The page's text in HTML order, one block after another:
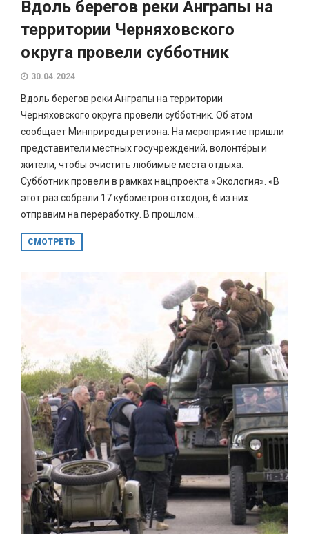
Вдоль берегов реки Анграпы на
территории Черняховского
округа провели субботник
30.04.2024
Вдоль берегов реки Анграпы на территории
Черняховского округа провели субботник. Об этом
сообщает Минприроды региона. На мероприятие пришли
представители местных госучреждений, волонтёры и
жители, чтобы очистить любимые места отдыха.
Субботник провели в рамках нацпроекта «Экология». «В
этот раз собрали 17 кубометров отходов, 6 из них
отправим на переработку. В прошлом...
СМОТРЕТЬ